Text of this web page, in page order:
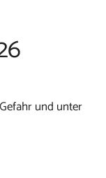
und unter